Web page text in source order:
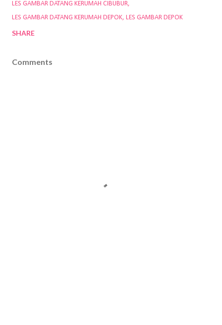
LES GAMBAR DATANG KERUMAH CIBUBUR
LES GAMBAR DATANG KERUMAH DEPOK LES GAMBAR DEPOK
SHARE
Comments